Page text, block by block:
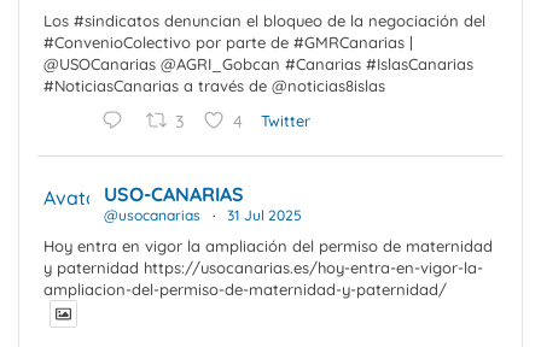
Los #sindicatos denuncian el bloqueo de la negociación del
#ConvenioColectivo por parte de #GMRCanarias |
@USOCanarias @AGRI_Gobcan #Canarias #IslasCanarias
#NoticiasCanarias a través de @noticias8islas
3 4 Twitter
Avatar USO-CANARIAS
@usocanarias · 31 Jul 2025
Hoy entra en vigor la ampliación del permiso de maternidad
y paternidad https://usocanarias.es/hoy-entra-en-vigor-la-
ampliacion-del-permiso-de-maternidad-y-paternidad/